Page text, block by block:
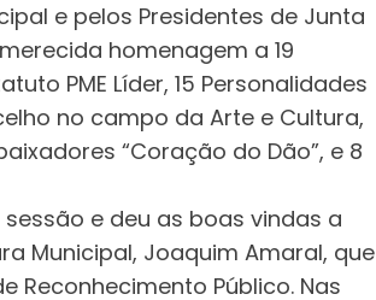
e pelos Presidentes de Junta
homenagem a 19
PME Líder, 15 Personalidades
no campo da Arte e Cultura,
“Coração do Dão”, e 8
e deu as boas vindas a
Municipal, Joaquim Amaral, que
Público. Nas